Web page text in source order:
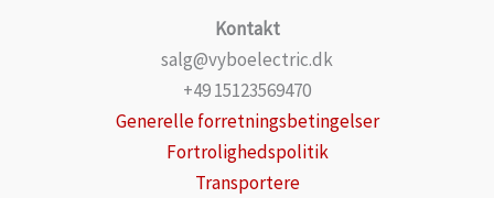
Kontakt
salg@vyboelectric.dk
+49 15123569470
Generelle forretningsbetingelser
Fortrolighedspolitik
Transportere